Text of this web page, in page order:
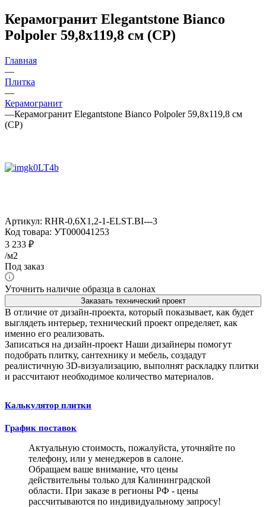
Керамогранит Elegantstone Bianco
Polpoler 59,8x119,8 см (CP)
Главная
—
Плитка
—
Керамогранит
—Керамогранит Elegantstone Bianco Polpoler 59,8x119,8 см
(CP)
Артикул: RHR-0,6X1,2-1-ELST.BI---3
Код товара: УТ000041253
3 233 ₽
/м2
Под заказ
Уточнить наличие образца в салонах
Заказать технический проект
В отличие от дизайн-проекта, который показывает, как будет
выглядеть интерьер, технический проект определяет, как
именно его реализовать.
Записаться на дизайн-проект Наши дизайнеры помогут
подобрать плитку, сантехнику и мебель, создадут
реалистичную 3D-визуализацию, выполнят раскладку плитки
и рассчитают необходимое количество материалов.
Калькулятор плитки
График поставок
Актуальную стоимость, пожалуйста, уточняйте по
телефону, или у менеджеров в салоне.
Обращаем ваше внимание, что цены
действительны только для Калининградской
области. При заказе в регионы РФ - цены
рассчитываются по индивидуальному запросу!